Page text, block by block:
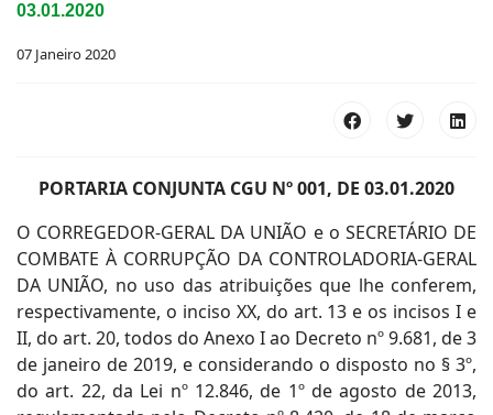
03.01.2020
07 Janeiro 2020
PORTARIA CONJUNTA CGU Nº 001, DE 03.01.2020
O CORREGEDOR-GERAL DA UNIÃO e o SECRETÁRIO DE
COMBATE À CORRUPÇÃO DA CONTROLADORIA-GERAL
DA UNIÃO, no uso das atribuições que lhe conferem,
respectivamente, o inciso XX, do art. 13 e os incisos I e
II, do art. 20, todos do Anexo I ao Decreto nº 9.681, de 3
de janeiro de 2019, e considerando o disposto no § 3º,
do art. 22, da Lei nº 12.846, de 1º de agosto de 2013,